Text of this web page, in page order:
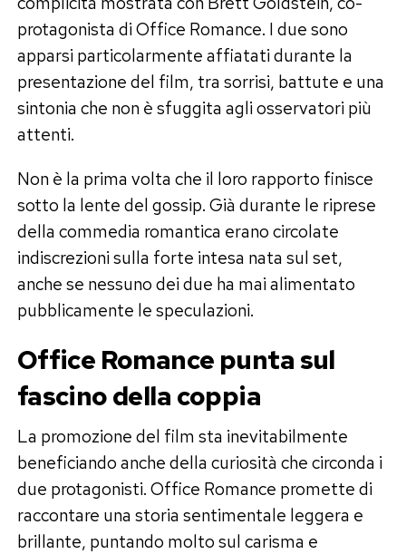
protagonista di Office Romance. I due sono
apparsi particolarmente affiatati durante la
presentazione del film, tra sorrisi, battute e una
sintonia che non è sfuggita agli osservatori più
attenti.
Non è la prima volta che il loro rapporto finisce
sotto la lente del gossip. Già durante le riprese
della commedia romantica erano circolate
indiscrezioni sulla forte intesa nata sul set,
anche se nessuno dei due ha mai alimentato
pubblicamente le speculazioni.
Office Romance punta sul
fascino della coppia
La promozione del film sta inevitabilmente
beneficiando anche della curiosità che circonda i
due protagonisti. Office Romance promette di
raccontare una storia sentimentale leggera e
brillante, puntando molto sul carisma e